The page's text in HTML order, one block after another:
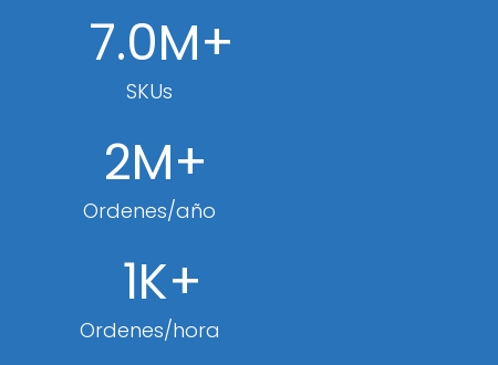
7.4M+
SKUs
2M+
Ordenes/año
1K+
Ordenes/hora